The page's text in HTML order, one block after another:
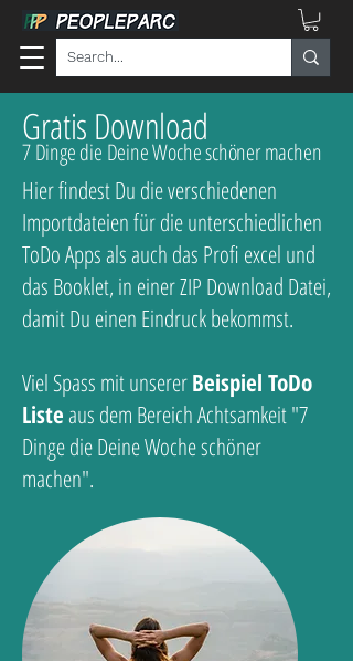
Gratis Download
7 Dinge die Deine Woche schöner machen
Hier findest Du die verschiedenen
Importdateien für die unterschiedlichen
ToDo Apps als auch das Profi excel und
das Booklet, in einer ZIP Download Datei,
damit Du einen Eindruck bekommst.
Viel Spass mit unsererBeispiel ToDo
Listeaus dem Bereich Achtsamkeit "7
Dinge die Deine Woche schöner
machen".